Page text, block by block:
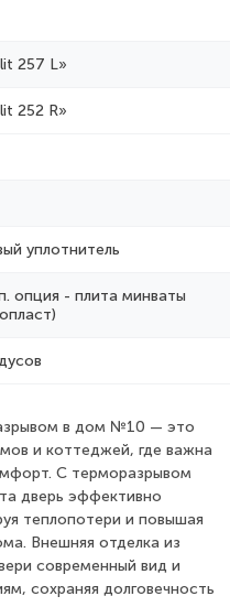
257 L»
252 R»
уплотнитель
опция - плита минваты
в дом №10 — это
и коттеджей, где важна
С терморазрывом
дверь эффективно
теплопотери и повышая
Внешняя отделка из
современный вид и
сохраняя долговечность